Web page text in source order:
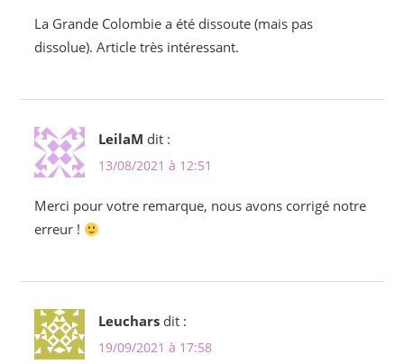
La Grande Colombie a été dissoute (mais pas
dissolue). Article très intéressant.
LeilaM dit :
13/08/2021 à 12:51
Merci pour votre remarque, nous avons corrigé notre
erreur !
Leuchars dit :
19/09/2021 à 17:58